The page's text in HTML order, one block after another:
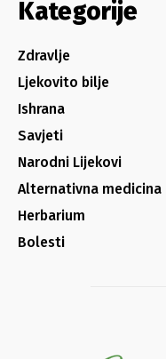
Kategorije
Zdravlje
Ljekovito bilje
Ishrana
Savjeti
Narodni Lijekovi
Alternativna medicina
Herbarium
Bolesti